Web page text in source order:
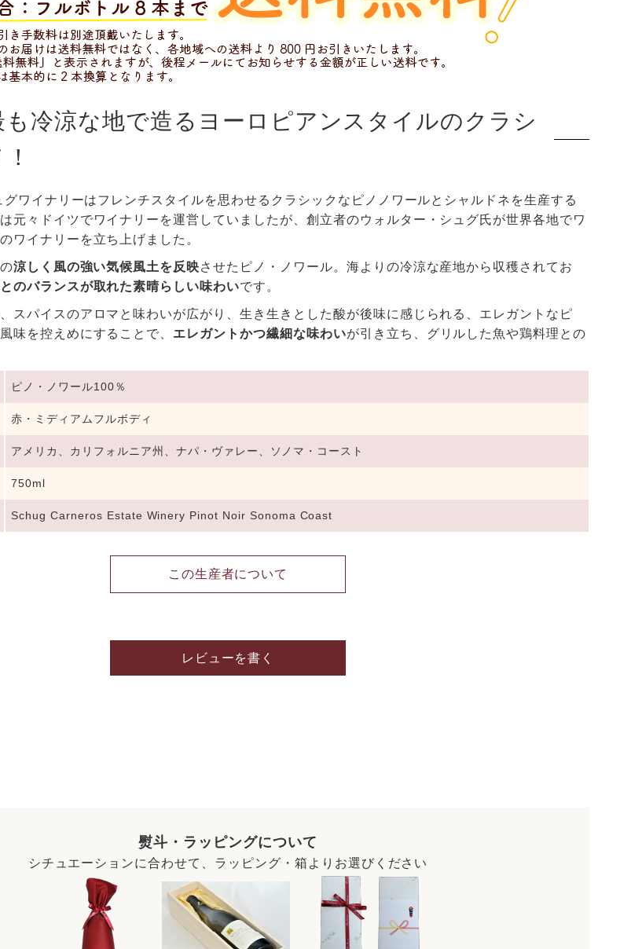
冷涼な地で造るヨーロピアンスタイルのクラシ
ワイナリーはフレンチスタイルを思わせるクラシックなピノノワールとシャルドネを生産する
元々ドイツでワイナリーを運営していましたが、創立者のウォルター・シュグ氏が世界各地でワ
ワイナリーを立ち上げました。
涼しく風の強い気候風土を反映させたピノ・ノワール。海よりの冷涼な産地から収穫されてお
のバランスが取れた素晴らしい味わいです。
スパイスのアロマと味わいが広がり、生き生きとした酸が後味に感じられる、エレガントなピ
味を控えめにすることで、 エレガントかつ繊細な味わいが引き立ち、グリルした魚や鶏料理との
ピノ・ノワール100％
赤・ミディアムフルボディ
アメリカ、カリフォルニア州、ナパ・ヴァレー、ソノマ・コースト
750ml
Schug Carneros Estate Winery Pinot Noir Sonoma Coast
この生産者について
レビューを書く
熨斗・ラッピングについて
シチュエーションに合わせて、ラッピング・箱よりお選びください